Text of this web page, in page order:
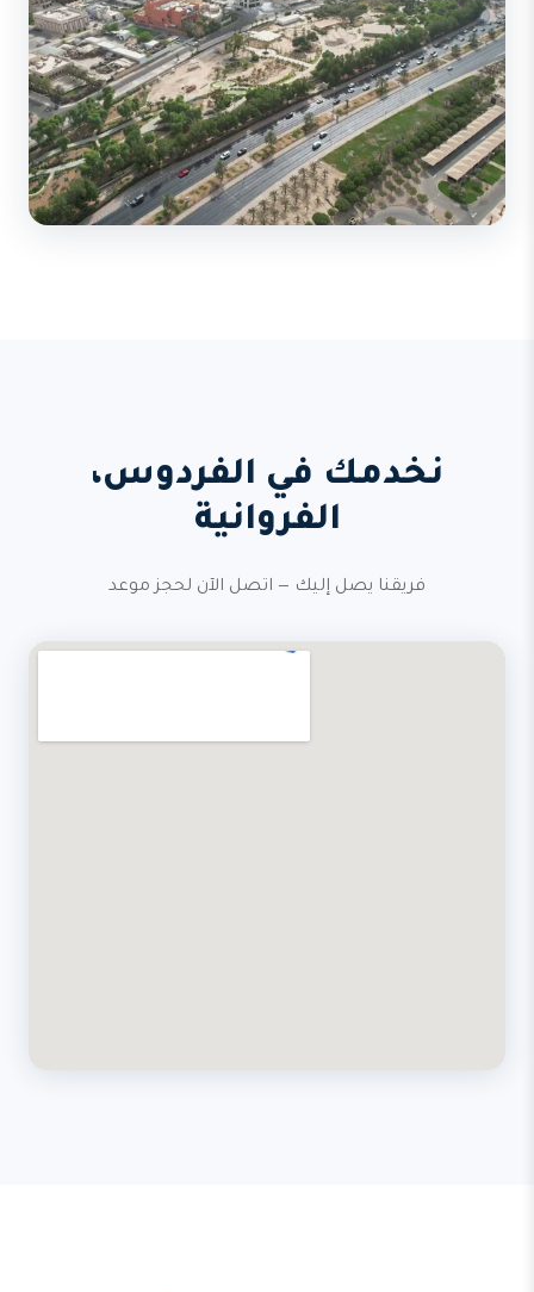
نخدمك في الفردوس،
الفروانية
فريقنا يصل إليك — اتصل الآن لحجز موعد